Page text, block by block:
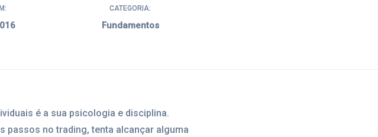
CATEGORIA:
Fundamentos
é a sua psicologia e disciplina.
passos no trading, tenta alcançar alguma